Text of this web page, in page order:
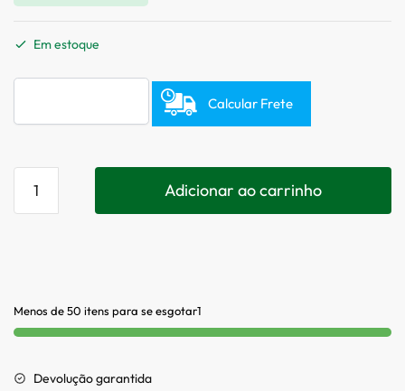
Em estoque
Calcular Frete
Adicionar ao carrinho
Menos de 50 itens para se esgotar1
Devolução garantida